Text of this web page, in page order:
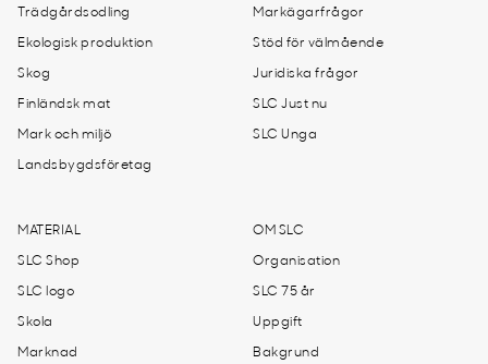
Trädgårdsodling
Ekologisk produktion
Skog
Finländsk mat
Mark och miljö
Landsbygdsföretag
Markägarfrågor
Stöd för välmående
Juridiska frågor
SLC Just nu
SLC Unga
MATERIAL
SLC Shop
SLC logo
Skola
Marknad
OM SLC
Organisation
SLC 75 år
Uppgift
Bakgrund